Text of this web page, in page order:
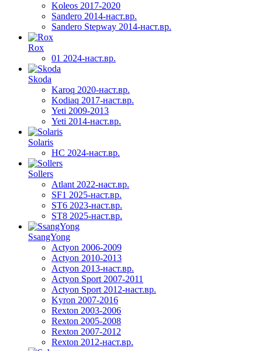
Koleos 2017-2020
Sandero 2014-наст.вр.
Sandero Stepway 2014-наст.вр.
Rox
01 2024-наст.вр.
Skoda
Karoq 2020-наст.вр.
Kodiaq 2017-наст.вр.
Yeti 2009-2013
Yeti 2014-наст.вр.
Solaris
HC 2024-наст.вр.
Sollers
Atlant 2022-наст.вр.
SF1 2025-наст.вр.
ST6 2023-наст.вр.
ST8 2025-наст.вр.
SsangYong
Actyon 2006-2009
Actyon 2010-2013
Actyon 2013-наст.вр.
Actyon Sport 2007-2011
Actyon Sport 2012-наст.вр.
Kyron 2007-2016
Rexton 2003-2006
Rexton 2005-2008
Rexton 2007-2012
Rexton 2012-наст.вр.